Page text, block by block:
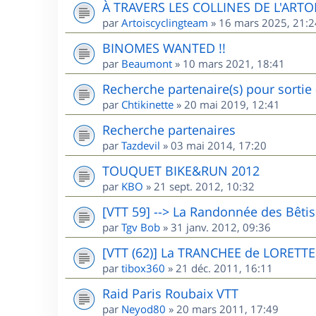
À TRAVERS LES COLLINES DE
par Artoiscyclingteam » 16 mars 2025,
BINOMES WANTED !!
par Beaumont » 10 mars 2021, 18:41
Recherche partenaire(s) pour
par Chtikinette » 20 mai 2019, 12:41
Recherche partenaires
par Tazdevil » 03 mai 2014, 17:20
TOUQUET BIKE&RUN 2012
par KBO » 21 sept. 2012, 10:32
[VTT 59] --> La Randonnée des
par Tgv Bob » 31 janv. 2012, 09:36
[VTT (62)] La TRANCHEE de
par tibox360 » 21 déc. 2011, 16:11
Raid Paris Roubaix VTT
par Neyod80 » 20 mars 2011, 17:49